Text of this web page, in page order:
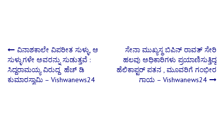
Post
navigation
ವಿನಾಶಕಾಲೇ ವಿಪರೀತ ಸುಳ್ಳು, ಆ
ಸುಳ್ಳುಗಳೇ ಅವರನ್ನು ಸುಡುತ್ತವೆ :
ಸಿದ್ದರಾಮಯ್ಯ ವಿರುದ್ದ ಹೆಚ್‌ ಡಿ
ಕುಮಾರಸ್ವಾಮಿ – Vishwanews24
ಸೇನಾ ಮುಖ್ಯಸ್ಥ ಬಿಪಿನ್ ರಾವತ್ ಸೇರಿ
ಹಲವು ಅಧಿಕಾರಿಗಳು ಪ್ರಯಾಣಿಸುತ್ತಿದ್ದ
ಹೆಲಿಕಾಪ್ಟರ್ ಪತನ , ಮೂವರಿಗೆ ಗಂಭೀರ
ಗಾಯ – Vishwanews24